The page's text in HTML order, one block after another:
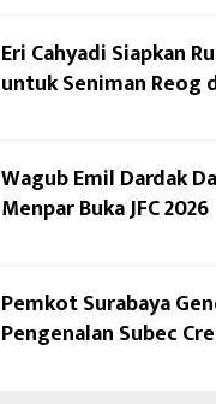
Eri Cahyadi Siapkan
untuk Seniman Reog
Wagub Emil Dardak
Menpar Buka JFC 2026
Pemkot Surabaya
Pengenalan Subec